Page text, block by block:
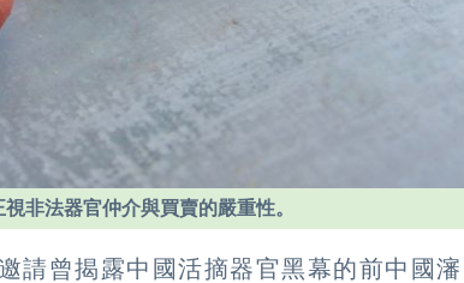
非法器官仲介與買賣的嚴重性。
請曾揭露中國活摘器官黑幕的前中國瀋